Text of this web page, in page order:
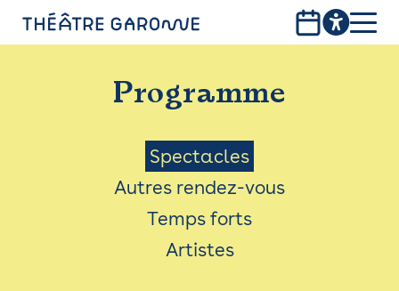
PROGRAMME
INFOS PRATIQUES
AVEC LES PUBLICS
ACCESSIBILITÉ
LES PRODUCTIONS
Programme
Menu
Saison
Spectacles
Autres rendez-vous
Temps forts
Artistes